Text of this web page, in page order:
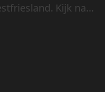
Kijk naar